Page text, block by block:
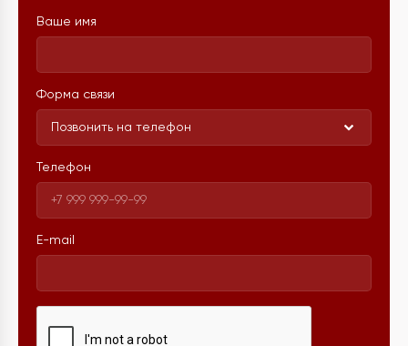
Ваше имя
Форма связи
Позвонить на телефон
Телефон
E-mail